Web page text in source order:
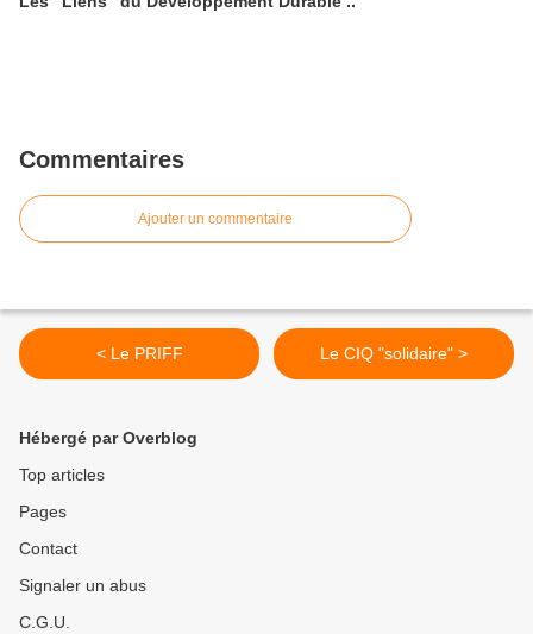
Commentaires
Ajouter un commentaire
< Le PRIFF Le CIQ "solidaire" >
Hébergé par Overblog
Top articles
Pages
Contact
Signaler un abus
C.G.U.